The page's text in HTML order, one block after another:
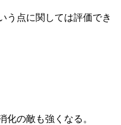
う点に関しては評価でき
化の敵も強くなる。